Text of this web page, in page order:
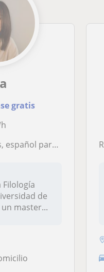
gratis
todos los niveles y todas las edades
Filología
de
master...